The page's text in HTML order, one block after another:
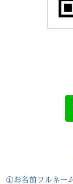
①お名前フルネー